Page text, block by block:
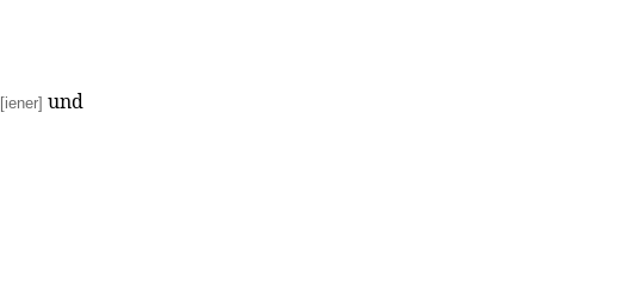
[iener] und